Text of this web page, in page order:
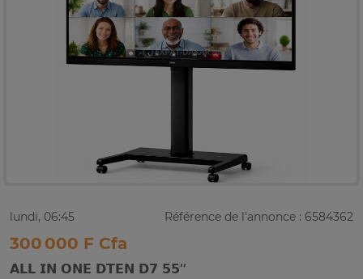
lundi, 06:45 Référence de l'annonce : 6584362
300 000 F Cfa
𝗔𝗟𝗟 𝗜𝗡 𝗢𝗡𝗘 𝗗𝗧𝗘𝗡 𝗗𝟳 𝟱𝟱’’